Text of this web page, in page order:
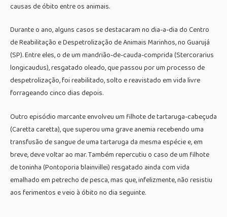
causas de óbito entre os animais.
Durante o ano, alguns casos se destacaram no dia-a-dia do Centro
de Reabilitação e Despetrolização de Animais Marinhos, no Guarujá
(SP). Entre eles, o de um mandrião-de-cauda-comprida (Stercorarius
longicaudus), resgatado oleado, que passou por um processo de
despetrolização, foi reabilitado, solto e reavistado em vida livre
forrageando cinco dias depois.
Outro episódio marcante envolveu um filhote de tartaruga-cabeçuda
(Caretta caretta), que superou uma grave anemia recebendo uma
transfusão de sangue de uma tartaruga da mesma espécie e, em
breve, deve voltar ao mar. Também repercutiu o caso de um filhote
de toninha (Pontoporia blainvillei) resgatado ainda com vida
emalhado em petrecho de pesca, mas que, infelizmente, não resistiu
aos ferimentos e veio à óbito no dia seguinte.